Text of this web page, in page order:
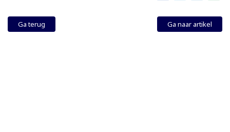
Ga terug Ga naar artikel